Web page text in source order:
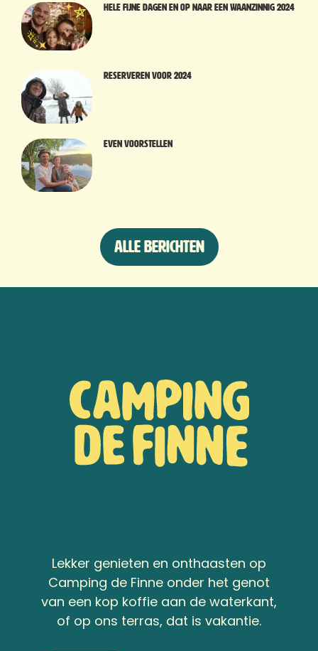
Hele fijne dagen en op naar een waanzinnig 2024
Reserveren voor 2024
Even voorstellen
Alle berichten
Lekker genieten en onthaasten op
Camping de Finne onder het genot
van een kop koffie aan de waterkant,
of op ons terras, dat is vakantie.